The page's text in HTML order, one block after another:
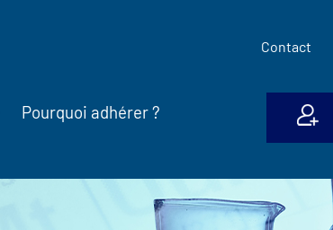
Contact
Pourquoi adhérer ?